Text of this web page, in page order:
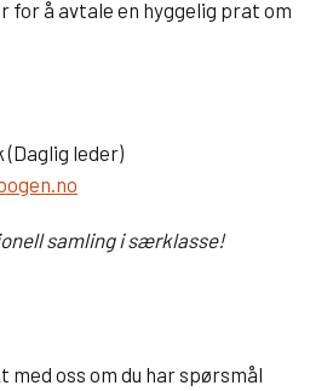
å avtale en hyggelig prat om
leder)
samling i særklasse!
med oss om du har spørsmål